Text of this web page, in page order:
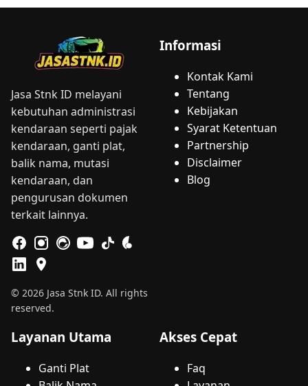
Jasa Stnk ID melayani
kebutuhan administrasi
kendaraan seperti pajak
kendaraan, ganti plat,
balik nama, mutasi
kendaraan, dan
pengurusan dokumen
terkait lainnya.
© 2026 Jasa Stnk ID. All rights
reserved.
Informasi
Kontak Kami
Tentang
Kebijakan
Syarat Ketentuan
Partnership
Disclaimer
Blog
Layanan Utama
Ganti Plat
Akses Cepat
Faq